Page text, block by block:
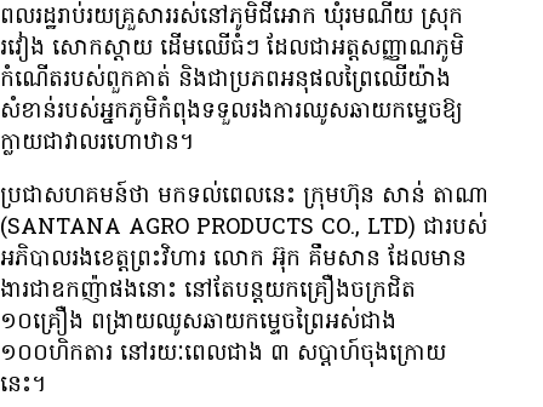
ពលរដ្ឋ​រាប់រយគ្រួសាររស់នៅ​ភូមិ​ជីអោក ឃុំ​រមណីយ ស្រុក​
រវៀង សោកស្តាយ ដើមឈើធំៗ ដែល​ជា​អត្តសញ្ញាណ​ភូមិ
កំណើត​របស់​ពួក​គាត់ និងជា​​ប្រភព​អនុផល​ព្រៃឈើយ៉ាង
សំខាន់​របស់អ្នកភូមិ​​កំពុង​ទទួលរង​ការ​ឈូស​ឆាយ​កម្ទេច​ឱ្យ​
ក្លាយ​ជា​វាល​រហោឋាន។
ប្រជា​សហគមន៍​ថា មក​ទល់​ពេល​នេះ ក្រុមហ៊ុន សាន់ តាណា
(SANTANA AGRO PRODUCTS CO., LTD) ជា​របស់
អភិបាលរង​ខេត្ត​ព្រះវិហារ លោក អ៊ុក គឹមសាន ដែល​មាន​
ងារ​ជា​ឧកញ៉ា​ផង​នោះ នៅតែ​បន្ត​យក​គ្រឿង​ចក្រ​ជិត
១០គ្រឿង ពង្រាយ​ឈូស​ឆាយ​កម្ទេច​ព្រៃ​អស់​ជាង
១០០ហិកតារ នៅ​រយៈ​ពេល​ជាង ៣ សប្ដាហ៍​ចុង​ក្រោយ​
នេះ។